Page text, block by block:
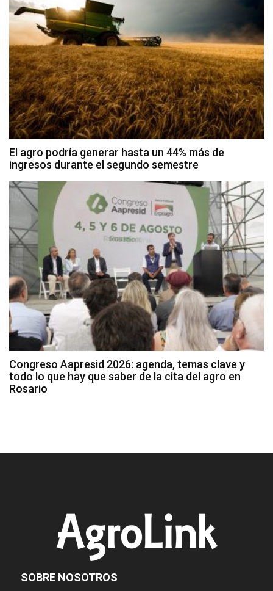
El agro podría generar hasta un 44% más de
ingresos durante el segundo semestre
Congreso Aapresid 2026: agenda, temas clave y
todo lo que hay que saber de la cita del agro en
Rosario
SOBRE NOSOTROS